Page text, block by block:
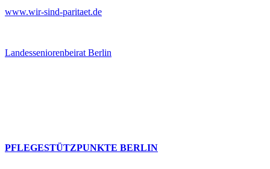
www.wir-sind-paritaet.de
Landesseniorenbeirat Berlin
PFLEGESTÜTZPUNKTE BERLIN